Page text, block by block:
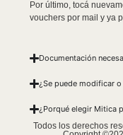
Por último, tocá
vouchers por mail y ya
Documentación
¿Se puede modificar
¿Porqué elegir Mitica
Todos los derechos